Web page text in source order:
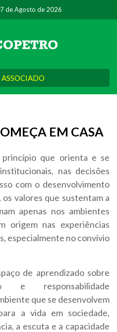
de Agosto de 2026
EM CASA
que orienta e se
nas decisões
com o desenvolvimento
valores que sustentam a
apenas nos ambientes
origem nas experiências
especialmente no convívio
de aprendizado sobre
e responsabilidade
que se desenvolvem
a vida em sociedade,
a escuta e a capacidade